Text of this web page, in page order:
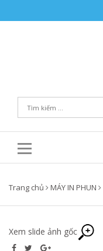
Trang chủ MÁY IN PHUN
Xem slide ảnh gốc